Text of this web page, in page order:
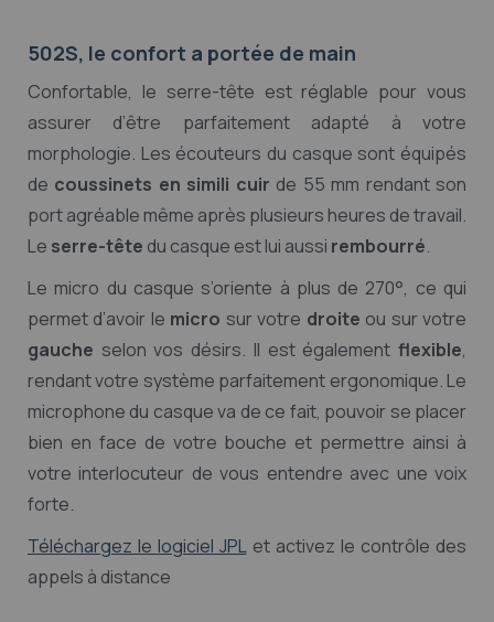
502S, le confort a portée de main
Confortable, le serre-tête est réglable pour vous
assurer d’être parfaitement adapté à votre
morphologie. Les écouteurs du casque sont équipés
de coussinets en simili cuir de 55 mm rendant son
port agréable même après plusieurs heures de travail.
Le serre-tête du casque est lui aussi rembourré.
Le micro du casque s’oriente à plus de 270°, ce qui
permet d’avoir le micro sur votre droite ou sur votre
gauche selon vos désirs. Il est également flexible,
rendant votre système parfaitement ergonomique. Le
microphone du casque va de ce fait, pouvoir se placer
bien en face de votre bouche et permettre ainsi à
votre interlocuteur de vous entendre avec une voix
forte.
Téléchargez le logiciel JPLet activez le contrôle des
appels à distance